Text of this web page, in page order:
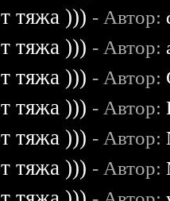
тяжа ))) - Автор:
тяжа ))) - Автор:
тяжа ))) - Автор:
тяжа ))) - Автор:
тяжа ))) - Автор:
тяжа ))) - Автор: